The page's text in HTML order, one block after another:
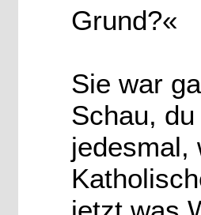
Grund?«
Sie war
Schau,
jedesmal,